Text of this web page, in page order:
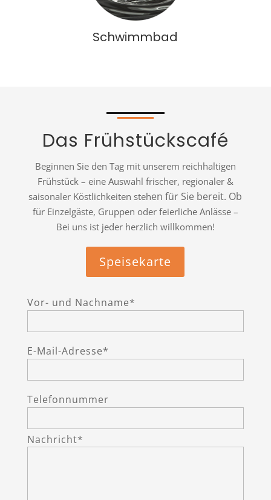
Schwimmbad
Das Frühstückscafé
Beginnen Sie den Tag mit unserem reichhaltigen
Frühstück – eine Auswahl frischer, regionaler &
saisonaler Köstlichkeiten stehen für Sie bereit. Ob
für Einzelgäste, Gruppen oder feierliche Anlässe –
Bei uns ist jeder herzlich willkommen!
Speisekarte
Vor- und Nachname*
E-Mail-Adresse*
Telefonnummer
Nachricht*